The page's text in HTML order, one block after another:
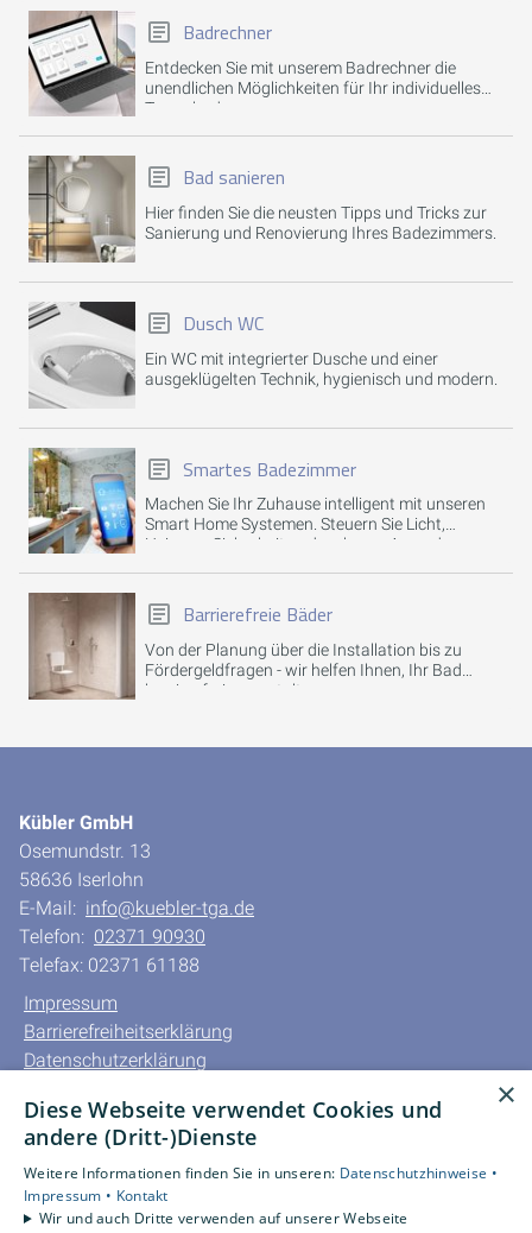
Badrechner
Entdecken Sie mit unserem Badrechner die
unendlichen Möglichkeiten für Ihr individuelles
Traumbad.
Bad sanieren
Hier finden Sie die neusten Tipps und Tricks zur
Sanierung und Renovierung Ihres Badezimmers.
Dusch WC
Ein WC mit integrierter Dusche und einer
ausgeklügelten Technik, hygienisch und modern.
Smartes Badezimmer
Machen Sie Ihr Zuhause intelligent mit unseren
Smart Home Systemen. Steuern Sie Licht,
Heizung, Sicherheit und mehr per App oder
Barrierefreie Bäder
Von der Planung über die Installation bis zu
Fördergeldfragen - wir helfen Ihnen, Ihr Bad
barrierefrei zu gestalten.
Kübler GmbH
Osemundstr. 13
58636 Iserlohn
E-Mail: info@kuebler-tga.de
Telefon: 02371 90930
Telefax: 02371 61188
Impressum
Barrierefreiheitserklärung
Datenschutzerklärung
Unsere Bereiche
Privatkunden
Gewerbekunden
×
Diese Webseite verwendet Cookies und
andere (Dritt-)Dienste
Weitere Informationen finden Sie in unseren: Datenschutzhinweise •
Impressum • Kontakt
Wir und auch Dritte verwenden auf unserer Webseite